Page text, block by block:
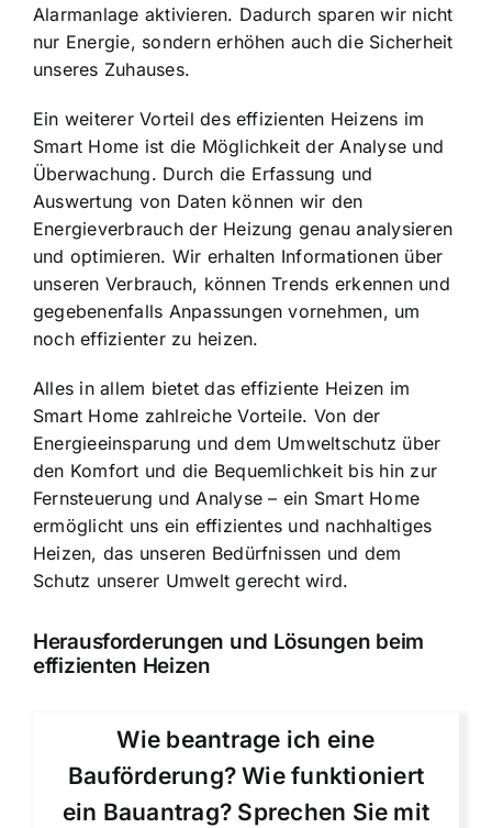
Alarmanlage aktivieren. Dadurch sparen wir nicht
nur Energie, sondern erhöhen auch die Sicherheit
unseres Zuhauses.
Ein weiterer Vorteil des effizienten Heizens im
Smart Home ist die Möglichkeit der Analyse und
Überwachung. Durch die Erfassung und
Auswertung von Daten können wir den
Energieverbrauch der Heizung genau analysieren
und optimieren. Wir erhalten Informationen über
unseren Verbrauch, können Trends erkennen und
gegebenenfalls Anpassungen vornehmen, um
noch effizienter zu heizen.
Alles in allem bietet das effiziente Heizen im
Smart Home zahlreiche Vorteile. Von der
Energieeinsparung und dem Umweltschutz über
den Komfort und die Bequemlichkeit bis hin zur
Fernsteuerung und Analyse – ein Smart Home
ermöglicht uns ein effizientes und nachhaltiges
Heizen, das unseren Bedürfnissen und dem
Schutz unserer Umwelt gerecht wird.
Herausforderungen und Lösungen beim
effizienten Heizen
Wie beantrage ich eine
Bauförderung? Wie funktioniert
ein Bauantrag? Sprechen Sie mit